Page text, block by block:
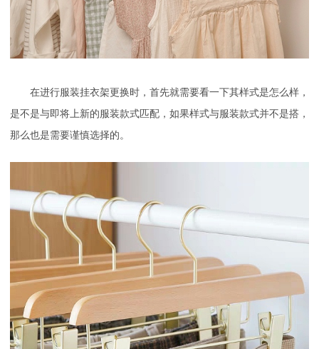
在进行服装挂衣架更换时，首先就需要看一下其样式是怎么样，
是不是与即将上新的服装款式匹配，如果样式与服装款式并不是搭，
那么也是需要谨慎选择的。